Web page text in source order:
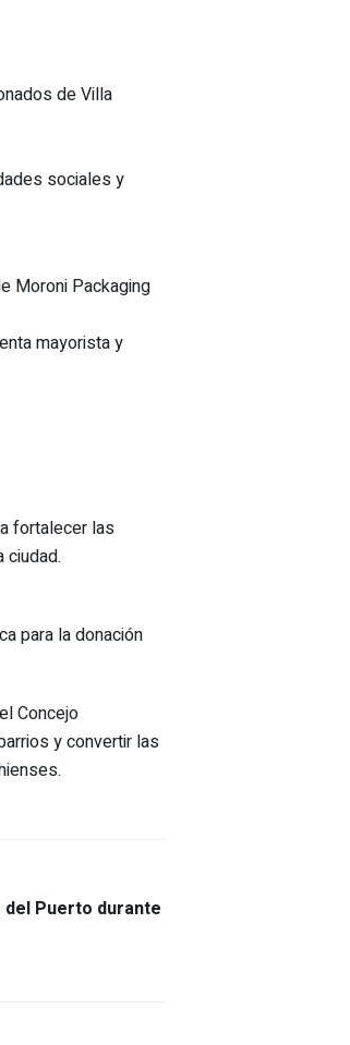
de Villa
sociales y
Moroni Packaging
mayorista y
fortalecer las
ciudad.
para la donación
Concejo
y convertir las
Puerto durante